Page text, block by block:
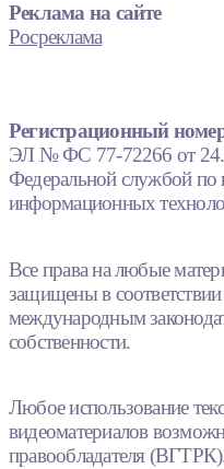
Реклама на сайте
Росреклама
Регистрационный
ЭЛ № ФС 77-72266 от
Федеральной службой по
информационных
Все права на любые
защищены в
международным
собственности.
Любое использование
видеоматериалов
правообладателя